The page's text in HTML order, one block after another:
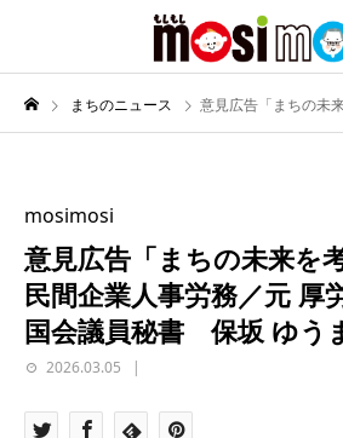
まちのニュース 意見広告「まちの未来を考える」民間企業人事
mosimosi
意見広告「まちの未来を
民間企業人事労務／元 厚
国会議員秘書 保坂 ゆう
2026.03.05